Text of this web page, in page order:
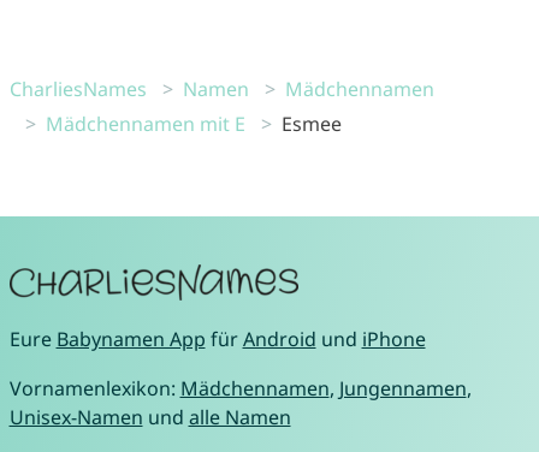
CharliesNames Namen
Mädchennamen
Mädchennamen mit E
Esmee
Eure Babynamen App fürAndroid und iPhone
Vornamenlexikon: Mädchennamen, Jungennamen,
Unisex-Namen und alle Namen